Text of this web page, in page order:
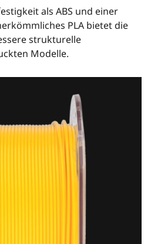
als ABS und einer
PLA bietet die
strukturelle
Modelle.